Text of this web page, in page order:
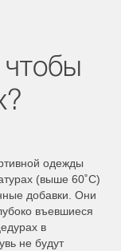
одежды
(выше 60˚С)
добавки. Они
въевшиеся
в
не будут